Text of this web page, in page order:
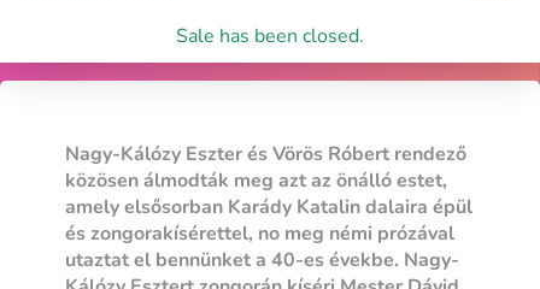
Sale has been closed.
Nagy-Kálózy Eszter és Vörös Róbert rendező
közösen álmodták meg azt az önálló estet,
amely elsősorban Karády Katalin dalaira épül
és zongorakísérettel, no meg némi prózával
utaztat el bennünket a 40-es évekbe. Nagy-